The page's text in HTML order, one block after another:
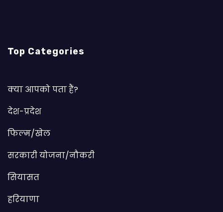
Top Categories
क्या आपको पता हैं?
देश-प्रदेश
फिल्म/खेल
सरकारी योजना/नौकरी
सियासत
हरियाणा